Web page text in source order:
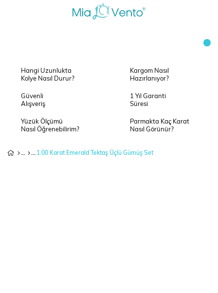
Hangi Uzunlukta
Kolye Nasıl Durur?
Kargom Nasıl
Hazırlanıyor?
Güvenli
Alışveriş
1 Yıl Garanti
Süresi
Yüzük Ölçümü
Nasıl Öğrenebilirim?
Parmakta Kaç Karat
Nasıl Görünür?
1.00 Karat Emerald Tektaş Üçlü Gümüş Set